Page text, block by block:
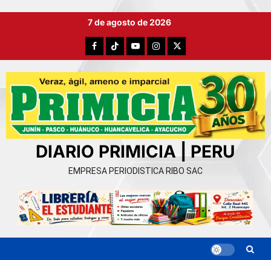
7 de agosto de 2026
FacebookTikTokYouTubeInstagram
X
DIARIO PRIMICIA | PERU
EMPRESA PERIODISTICA RIBO SAC